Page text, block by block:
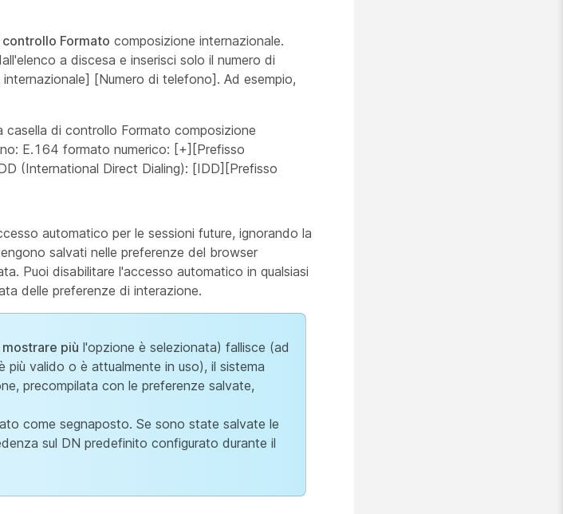
controllo Formato composizione internazionale.
a discesa e inserisci solo il numero di
[Numero di telefono]. Ad esempio,
casella di controllo Formato composizione
E.164 formato numerico: [+][Prefisso
(International Direct Dialing): [IDD][Prefisso
automatico per le sessioni future, ignorando la
salvati nelle preferenze del browser
Puoi disabilitare l'accesso automatico in qualsiasi
delle preferenze di interazione.
più l'opzione è selezionata) fallisce (ad
valido o è attualmente in uso), il sistema
precompilata con le preferenze salvate,
come segnaposto. Se sono state salvate le
sul DN predefinito configurato durante il